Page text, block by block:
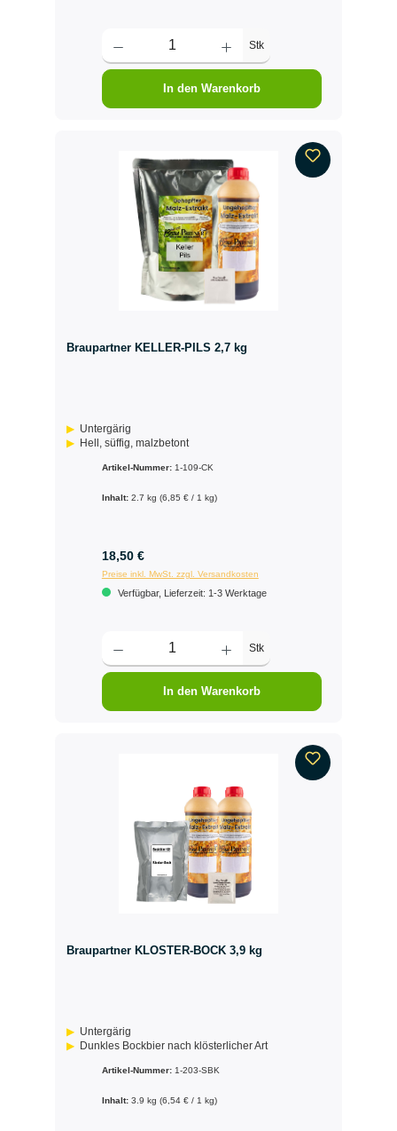
Stk
In den Warenkorb
Braupartner KELLER-PILS 2,7 kg
Untergärig
Hell, süffig, malzbetont
Artikel-Nummer: 1-109-CK
Inhalt: 2.7 kg (6,85 € / 1 kg)
18,50 €
Preise inkl. MwSt. zzgl. Versandkosten
Verfügbar, Lieferzeit: 1-3 Werktage
Stk
In den Warenkorb
Braupartner KLOSTER-BOCK 3,9 kg
Untergärig
Dunkles Bockbier nach klösterlicher Art
Artikel-Nummer: 1-203-SBK
Inhalt: 3.9 kg (6,54 € / 1 kg)